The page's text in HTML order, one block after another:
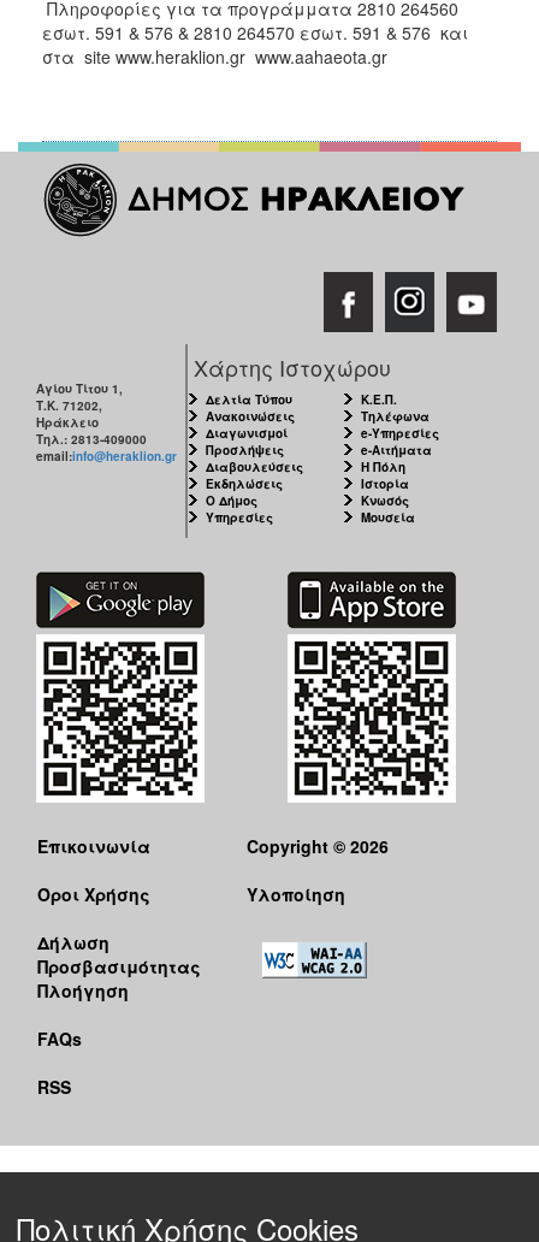
Πληροφορίες για τα προγράμματα 2810 264560
εσωτ. 591 & 576 & 2810 264570 εσωτ. 591 & 576 και
στα site www.heraklion.gr www.aahaeota.gr
Αγίου Τίτου 1,
Τ.Κ. 71202,
Ηράκλειο
Τηλ.: 2813-409000
email:info@heraklion.gr
Χάρτης Ιστοχώρου
Δελτία Τύπου
Ανακοινώσεις
Διαγωνισμοί
Προσλήψεις
Διαβουλεύσεις
Εκδηλώσεις
Ο Δήμος
Υπηρεσίες
Κ.Ε.Π.
Τηλέφωνα
e-Υπηρεσίες
e-Αιτήματα
Η Πόλη
Ιστορία
Κνωσός
Μουσεία
Επικοινωνία
Όροι Χρήσης
Δήλωση
Προσβασιμότητας
Πλοήγηση
FAQs
RSS
Copyright © 2026
Υλοποίηση
Πολιτική Χρήσης Cookies